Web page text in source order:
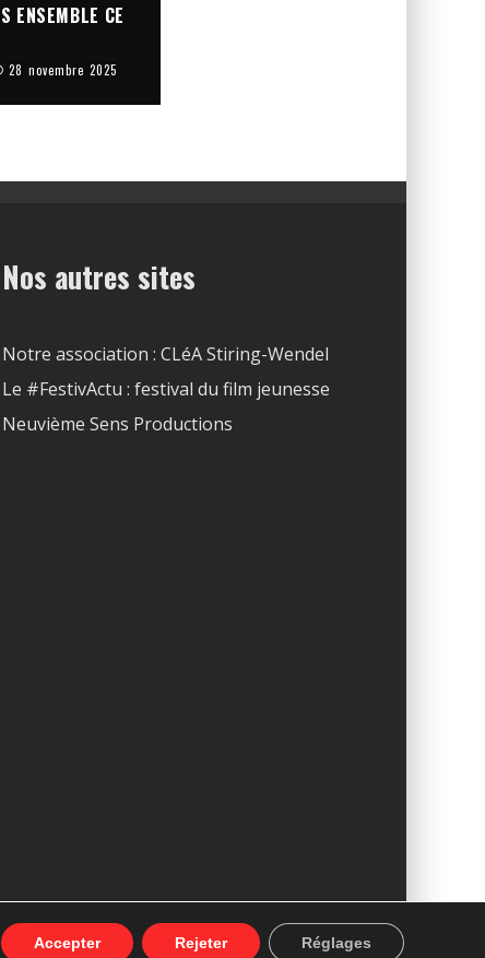
ENSEMBLE CE
28 novembre 2025
Nos autres sites
Notre association : CLéA Stiring-Wendel
Le #FestivActu : festival du film jeunesse
Neuvième Sens Productions
Mentions légales
Accepter Rejeter Réglages